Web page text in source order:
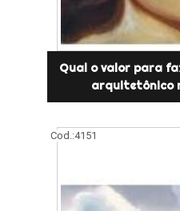
Qual o valor para
arquitetônico
Cod.:4151